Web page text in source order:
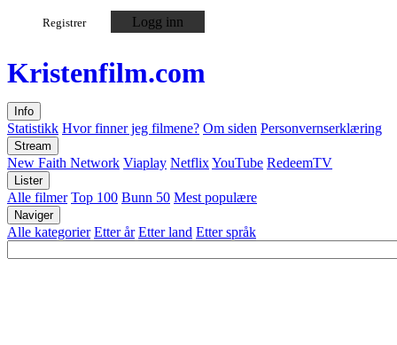
Registrer Logg inn
Kristenfilm.com
Info
Statistikk Hvor finner jeg filmene? Om siden Personvernserklæring
Stream
New Faith Network Viaplay NetflixYouTube RedeemTV
Lister
Alle filmer Top 100 Bunn 50 Mest populære
Naviger
Alle kategorier Etter år Etter land Etter språk